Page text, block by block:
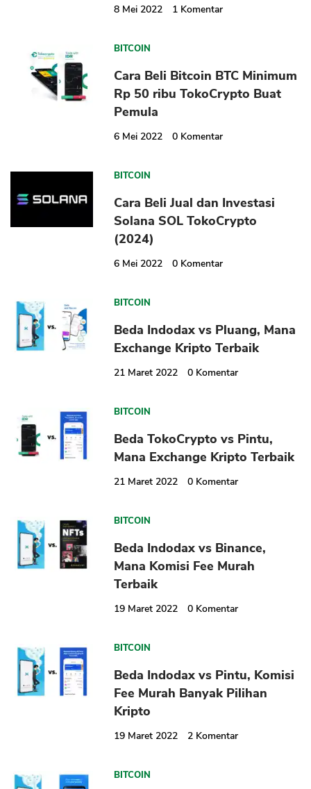
8 Mei 2022 1 Komentar
BITCOIN
Cara Beli Bitcoin BTC Minimum
Rp 50 ribu TokoCrypto Buat
Pemula
6 Mei 2022 0 Komentar
BITCOIN
Cara Beli Jual dan Investasi
Solana SOL TokoCrypto
(2024)
6 Mei 2022 0 Komentar
BITCOIN
Beda Indodax vs Pluang, Mana
Exchange Kripto Terbaik
21 Maret 2022 0 Komentar
BITCOIN
Beda TokoCrypto vs Pintu,
Mana Exchange Kripto Terbaik
21 Maret 2022 0 Komentar
BITCOIN
Beda Indodax vs Binance,
Mana Komisi Fee Murah
Terbaik
19 Maret 2022 0 Komentar
BITCOIN
Beda Indodax vs Pintu, Komisi
Fee Murah Banyak Pilihan
Kripto
19 Maret 2022 2 Komentar
BITCOIN
OK
CANCEL